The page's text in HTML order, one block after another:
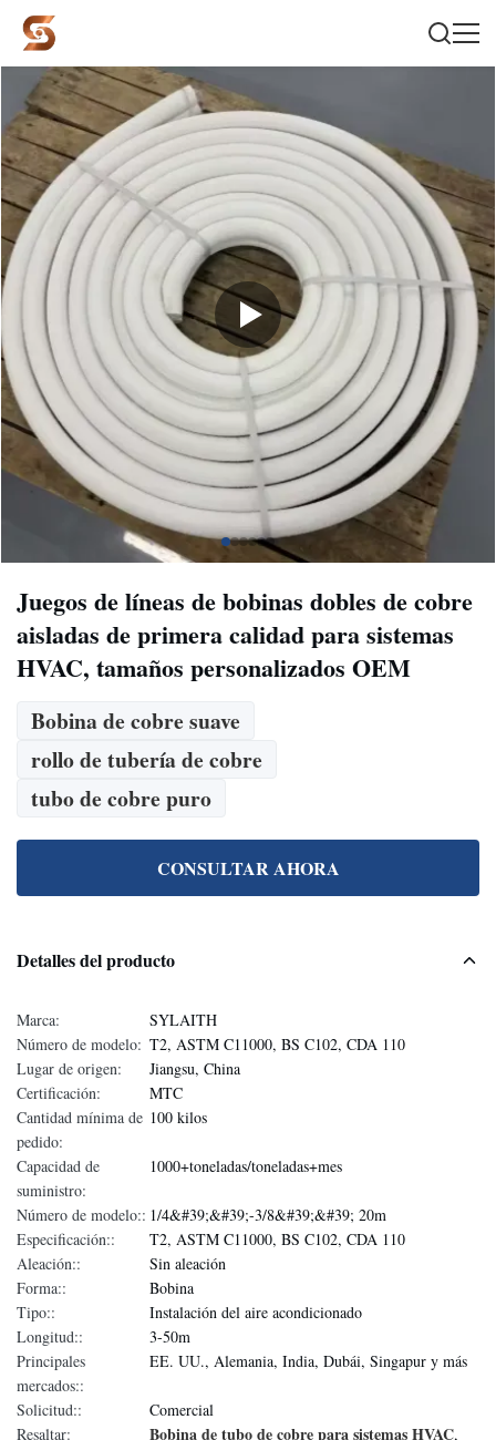
Juegos de líneas de bobinas dobles de cobre
aisladas de primera calidad para sistemas
HVAC, tamaños personalizados OEM
Bobina de cobre suave
rollo de tubería de cobre
tubo de cobre puro
CONSULTAR AHORA
Detalles del producto
Marca:
SYLAITH
Número de modelo: T2, ASTM C11000, BS C102, CDA 110
Lugar de origen:
Jiangsu, China
Certificación:
MTC
Cantidad mínima de
pedido:
100 kilos
Capacidad de
suministro:
1000+toneladas/toneladas+mes
Número de modelo:: 1/4&#39;&#39;-3/8&#39;&#39; 20m
Especificación::
T2, ASTM C11000, BS C102, CDA 110
Aleación::
Sin aleación
Forma::
Bobina
Tipo::
Instalación del aire acondicionado
Longitud::
3-50m
Principales
mercados::
EE. UU., Alemania, India, Dubái, Singapur y más
Solicitud::
Comercial
Resaltar:
Bobina de tubo de cobre para sistemas HVAC,